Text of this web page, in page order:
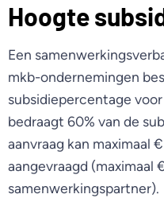
Hoogte
Een
mkb-ondernemingen
subsidiepercentage
bedraagt 60% van de
aanvraag kan maximaal
aangevraagd (maximaal
samenwerkingspartner).